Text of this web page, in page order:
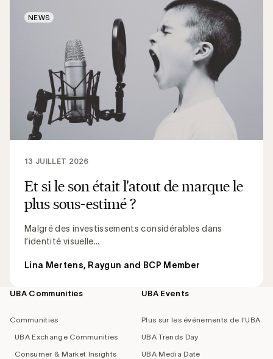
Et si le son était l'atout de marque le
plus sous-estimé ?
Malgré des investissements considérables dans
l’identité visuelle...
13 JUILLET 2026
Lina Mertens, Raygun and BCP Member
NEWS
Footer
UBA Communities
Communities
UBA Exchange Communities
Consumer & Market Insights
UBA Events
Plus sur les événements de l'UBA
UBA Trends Day
UBA Media Date